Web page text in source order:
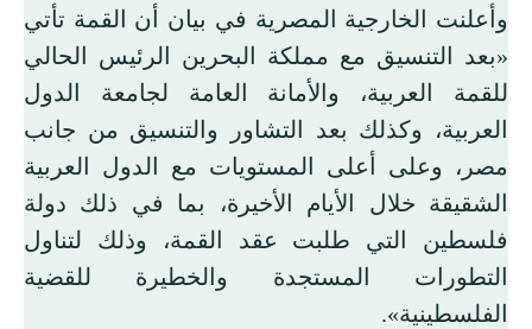
وأعلنت الخارجية المصرية في بيان أن القمة تأتي
«بعد التنسيق مع مملكة البحرين الرئيس الحالي
للقمة العربية، والأمانة العامة لجامعة الدول
العربية، وكذلك بعد التشاور والتنسيق من جانب
مصر، وعلى أعلى المستويات مع الدول العربية
الشقيقة خلال الأيام الأخيرة، بما في ذلك دولة
فلسطين التي طلبت عقد القمة، وذلك لتناول
التطورات المستجدة والخطيرة للقضية
الفلسطينية».